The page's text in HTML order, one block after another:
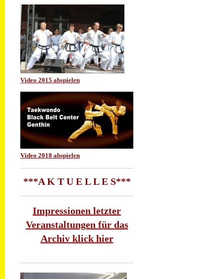
Video 2015 abspielen
Video 2018 abspielen
***A K T U E L L E S***
Impressionen letzter
Veranstaltungen für das
Archiv klick hier